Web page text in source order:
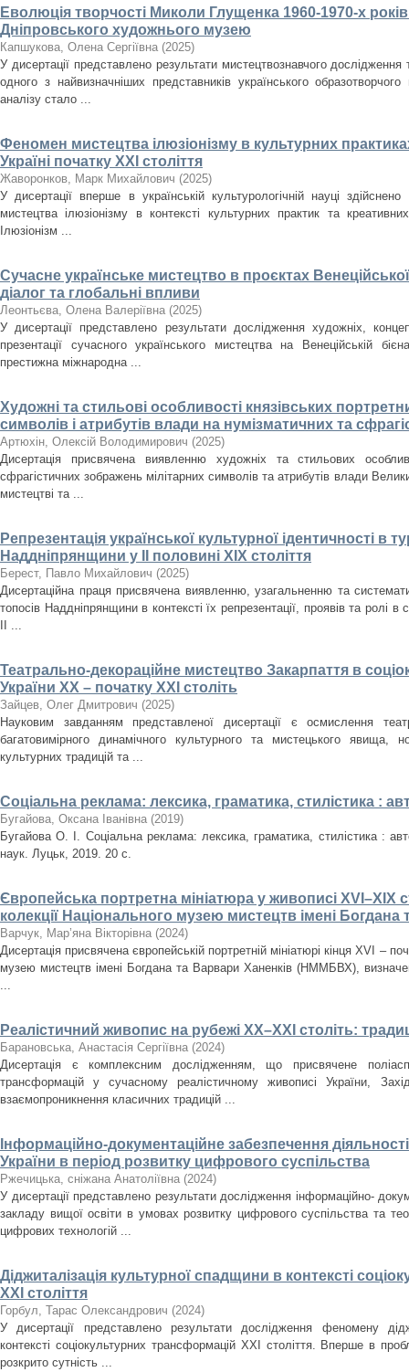
Еволюція творчості Миколи Глущенка 1960-1970-х
Дніпровського художнього музею
Капшукова, Олена Сергіївна (2025)
У дисертації представлено результати мистецтвознавчого
одного з найвизначніших представників українського
аналізу стало ...
Феномен мистецтва ілюзіонізму в культурних
Україні початку ХХІ століття
Жаворонков, Марк Михайлович (2025)
У дисертації вперше в українській культурологічній науці
мистецтва ілюзіонізму в контексті культурних практик та
Ілюзіонізм ...
Сучасне українське мистецтво в проєктах
діалог та глобальні впливи
Леонтьєва, Олена Валеріївна (2025)
У дисертації представлено результати дослідження художніх,
презентації сучасного українського мистецтва на Венеційській
престижна міжнародна ...
Художні та стильові особливості князівських
символів і атрибутів влади на нумізматичних та
Артюхін, Олексій Володимирович (2025)
Дисертація присвячена виявленню художніх та стильових
сфрагістичних зображень мілітарних символів та атрибутів влади
мистецтві та ...
Репрезентація української культурної ідентичності в
Наддніпрянщини у ІІ половині XIX століття
Берест, Павло Михайлович (2025)
Дисертаційна праця присвячена виявленню, узагальненню та
топосів Наддніпрянщини в контексті їх репрезентації, проявів та ролі в
ІІ ...
Театрально-декораційне мистецтво Закарпаття в
України ХХ – початку ХХІ століть
Зайцев, Олег Дмитрович (2025)
Науковим завданням представленої дисертації є осмислення
багатовимірного динамічного культурного та мистецького явища,
культурних традицій та ...
Соціальна реклама: лексика, граматика, стилістика :
Бугайова, Оксана Іванівна (2019)
Бугайова О. І. Соціальна реклама: лексика, граматика, стилістика :
наук. Луцьк, 2019. 20 с.
Європейська портретна мініатюра у живописі XVI–XIX
колекції Національного музею мистецтв імені Богдана
Варчук, Мар’яна Вікторівна (2024)
Дисертація присвячена європейській портретній мініатюрі кінця XVI –
музею мистецтв імені Богдана та Варвари Ханенків (НММБВХ),
...
Реалістичний живопис на рубежі ХХ–ХХІ століть:
Барановська, Анастасія Сергіївна (2024)
Дисертація є комплексним дослідженням, що присвячене
трансформацій у сучасному реалістичному живописі України,
взаємопроникнення класичних традицій ...
Інформаційно-документаційне забезпечення
України в період розвитку цифрового суспільства
Ржечицька, сніжана Анатоліївна (2024)
У дисертації представлено результати дослідження інформаційно-
закладу вищої освіти в умовах розвитку цифрового суспільства та
цифрових технологій ...
Діджиталізація культурної спадщини в контексті
ХХІ століття
Горбул, Тарас Олександрович (2024)
У дисертації представлено результати дослідження феномену
контексті соціокультурних трансформацій ХХІ століття. Вперше в
розкрито сутність ...